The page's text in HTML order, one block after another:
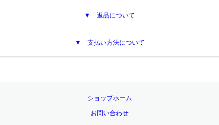
▼ 返品について
▼ 支払い方法について
ショップホーム
お問い合わせ